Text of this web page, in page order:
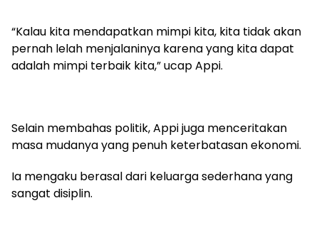
“Kalau kita mendapatkan mimpi kita, kita tidak akan
pernah lelah menjalaninya karena yang kita dapat
adalah mimpi terbaik kita,” ucap Appi.
Selain membahas politik, Appi juga menceritakan
masa mudanya yang penuh keterbatasan ekonomi.
Ia mengaku berasal dari keluarga sederhana yang
sangat disiplin.